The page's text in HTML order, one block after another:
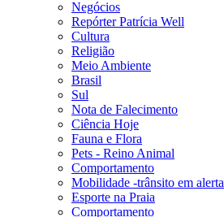
Negócios
Repórter Patrícia Well
Cultura
Religião
Meio Ambiente
Brasil
Sul
Nota de Falecimento
Ciência Hoje
Fauna e Flora
Pets - Reino Animal
Comportamento
Mobilidade -trânsito em alerta
Esporte na Praia
Comportamento